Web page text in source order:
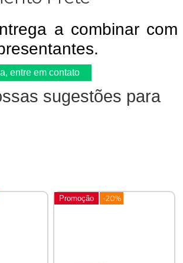
a combinar com
entre em contato
sugestões para
Promoção -20%